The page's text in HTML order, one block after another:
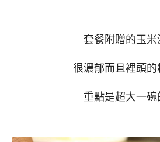
套餐附贈的玉米
很濃郁而且裡頭的
重點是超大一碗